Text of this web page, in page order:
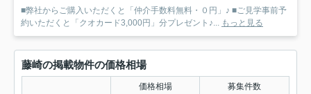
■弊社からご購入いただくと「仲介手数料無料・０円」♪ ■ご見学事前予
約いただくと「クオカード3,000円」分プレゼント♪... もっと見る
藤崎の掲載物件の価格相場
価格相場 募集件数